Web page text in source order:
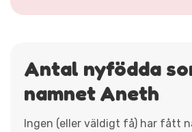
Antal nyfödda
namnet Aneth
Ingen (eller väldigt få) har fått